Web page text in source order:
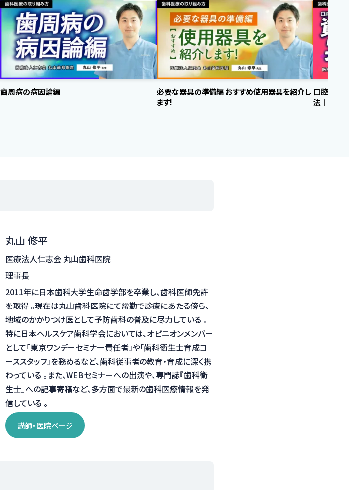
歯周病の病因論編
必要な器具の準備編 おすすめ使用器具を紹介し
ます!
口腔内写
法｜資料
丸山 修平
医療法人仁志会 丸山歯科医院
理事長
2011年に日本歯科大学生命歯学部を卒業し、歯科医師免許
を取得 。現在は丸山歯科医院にて常勤で診療にあたる傍ら、
地域のかかりつけ医として予防歯科の普及に尽力している 。
特に日本ヘルスケア歯科学会においては、オピニオンメンバー
として「東京ワンデーセミナー責任者」や「歯科衛生士育成コ
ーススタッフ」を務めるなど、歯科従事者の教育・育成に深く携
わっている 。また、WEBセミナーへの出演や、専門誌『歯科衛
生士』への記事寄稿など、多方面で最新の歯科医療情報を発
信している 。
講師・医院ページ